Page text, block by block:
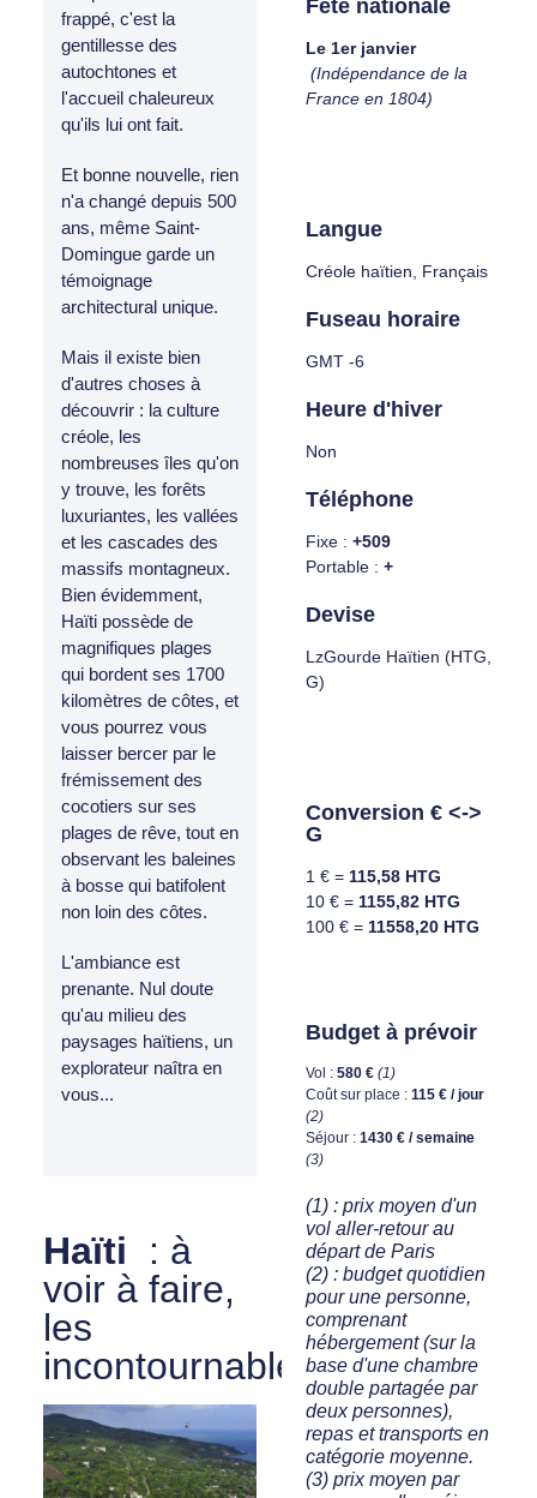
frappé, c'est la
gentillesse des
autochtones et
l'accueil chaleureux
qu'ils lui ont fait.
Et bonne nouvelle, rien
n'a changé depuis 500
ans, même Saint-
Domingue garde un
témoignage
architectural unique.
Mais il existe bien
d'autres choses à
découvrir : la culture
créole, les
nombreuses îles qu'on
y trouve, les forêts
luxuriantes, les vallées
et les cascades des
massifs montagneux.
Bien évidemment,
Haïti possède de
magnifiques plages
qui bordent ses 1700
kilomètres de côtes, et
vous pourrez vous
laisser bercer par le
frémissement des
cocotiers sur ses
plages de rêve, tout en
observant les baleines
à bosse qui batifolent
non loin des côtes.
L'ambiance est
prenante. Nul doute
qu'au milieu des
paysages haïtiens, un
explorateur naîtra en
vous...
Haïti
: à
voir à faire,
les
incontournables
Fête nationale
Le 1er janvier
(Indépendance de la
France en 1804)
Langue
Créole haïtien, Français
Fuseau horaire
GMT -6
Heure d'hiver
Non
Téléphone
Fixe : +509
Portable : +
Devise
LzGourde Haïtien (HTG,
G)
Conversion € <->
G
1 € = 115,58 HTG
10 € = 1155,82 HTG
100 € = 11558,20 HTG
Budget à prévoir
Vol : 580 € (1)
Coût sur place : 115 € / jour
(2)
Séjour : 1430 € / semaine
(3)
(1) : prix moyen d'un
vol aller-retour au
départ de Paris
(2) : budget quotidien
pour une personne,
comprenant
hébergement (sur la
base d'une chambre
double partagée par
deux personnes),
repas et transports en
catégorie moyenne.
(3) prix moyen par